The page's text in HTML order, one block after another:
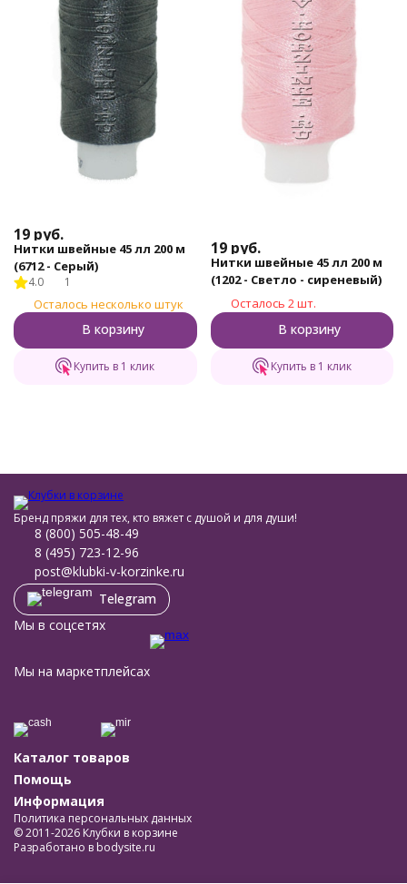
19 руб.
Нитки швейные 45 лл 200 м
(6712 - Серый)
4.0 1
Осталось несколько штук
В корзину
Купить в 1 клик
19 руб.
Нитки швейные 45 лл 200 м
(1202 - Светло - сиреневый)
Осталось 2 шт.
В корзину
Купить в 1 клик
Бренд пряжи для тех, кто вяжет с душой и для души!
8 (800) 505-48-49
8 (495) 723-12-96
post@klubki-v-korzinke.ru
Telegram
Мы в соцсетях
Мы на маркетплейсах
Каталог товаров
Помощь
Информация
Политика персональных данных
© 2011-2026 Клубки в корзине
Разработано в bodysite.ru